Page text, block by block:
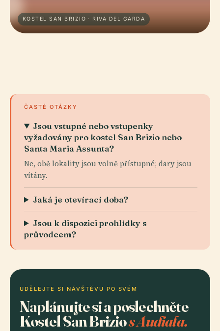
KOSTEL SAN BRIZIO · RIVA DEL GARDA
ČASTÉ OTÁZKY
Jsou vstupné nebo vstupenky
vyžadovány pro kostel San Brizio nebo
Santa Maria Assunta?
Ne, obě lokality jsou volně přístupné; dary jsou
vítány.
Jaká je otevírací doba?
Jsou k dispozici prohlídky s
průvodcem?
UDĚLEJTE SI NÁVŠTĚVU PO SVÉM
Naplánujte si a poslechněte
Kostel San Brizios Audiala.